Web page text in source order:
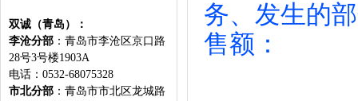
双诚（青岛）：
李沧分部 ：青岛市李沧区京口路
28号3号楼1903A
电话：0532-68075328
市北分部 ：青岛市市北区龙城路
务、发生的
售额：